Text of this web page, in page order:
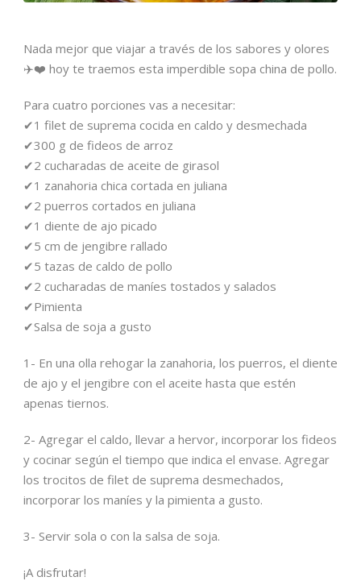
Nada mejor que viajar a través de los sabores y olores
✈️❤️ hoy te traemos esta imperdible sopa china de pollo.
Para cuatro porciones vas a necesitar:
✔1 filet de suprema cocida en caldo y desmechada
✔300 g de fideos de arroz
✔2 cucharadas de aceite de girasol
✔1 zanahoria chica cortada en juliana
✔2 puerros cortados en juliana
✔1 diente de ajo picado
✔5 cm de jengibre rallado
✔5 tazas de caldo de pollo
✔2 cucharadas de maníes tostados y salados
✔Pimienta
✔Salsa de soja a gusto
1- En una olla rehogar la zanahoria, los puerros, el diente
de ajo y el jengibre con el aceite hasta que estén
apenas tiernos.
2- Agregar el caldo, llevar a hervor, incorporar los fideos
y cocinar según el tiempo que indica el envase. Agregar
los trocitos de filet de suprema desmechados,
incorporar los maníes y la pimienta a gusto.
3- Servir sola o con la salsa de soja.
¡A disfrutar!